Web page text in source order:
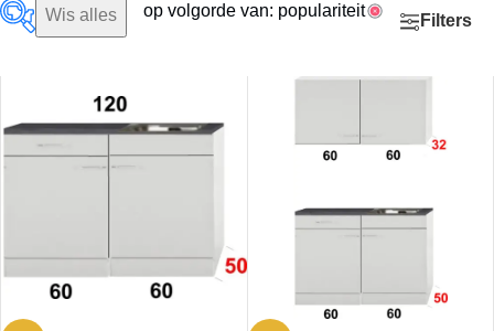
379 899 1,420 2,460
Op voorraad
Wis alles op volgorde van: populariteit
Filters